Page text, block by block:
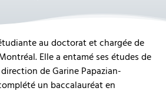
au doctorat et chargée de
Elle a entamé ses études de
de Garine Papazian-
un baccalauréat en